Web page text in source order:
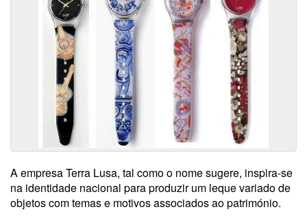
A empresa Terra Lusa, tal como o nome sugere, inspira-se
na identidade nacional para produzir um leque variado de
objetos com temas e motivos associados ao património.